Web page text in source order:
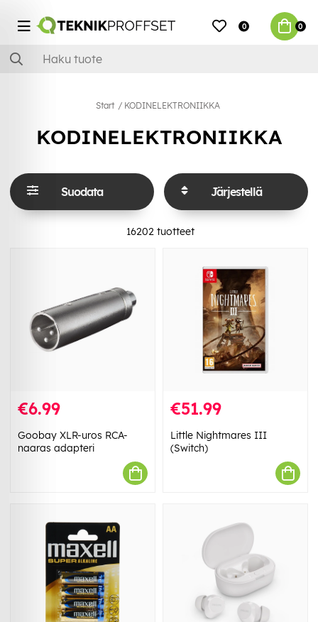
0 0
Start KODINELEKTRONIIKKA
KODINELEKTRONIIKKA
Suodata Järjestellä
16202 tuotteet
€6.99
Goobay XLR-uros RCA-
naaras adapteri
€51.99
Little Nightmares III
(Switch)